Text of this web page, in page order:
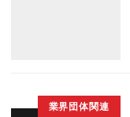
業界団体関連